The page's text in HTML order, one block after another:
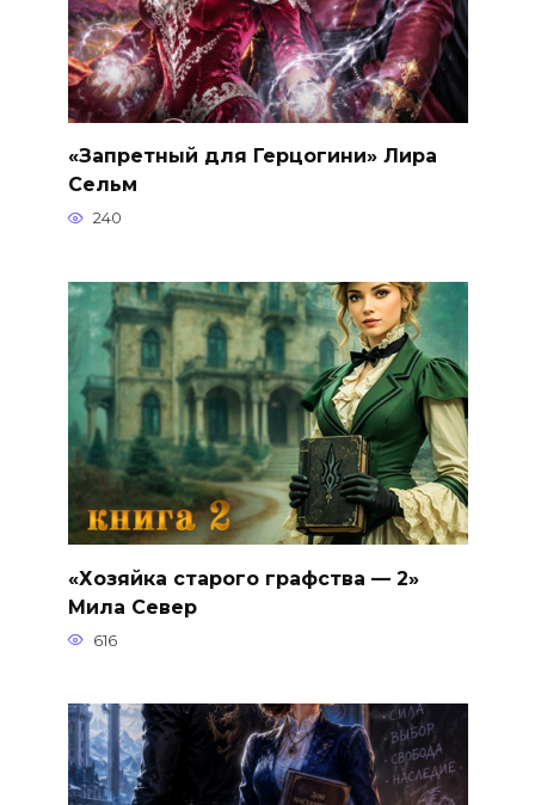
«Запретный для Герцогини» Лира
Сельм
240
«Хозяйка старого графства — 2»
Мила Север
616